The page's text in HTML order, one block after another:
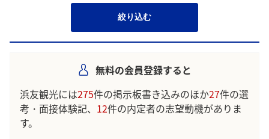
絞り込む
無料の会員登録すると
浜友観光には275件の掲示板書き込みのほか27件の選
考・面接体験記、 12件の内定者の志望動機がありま
す。